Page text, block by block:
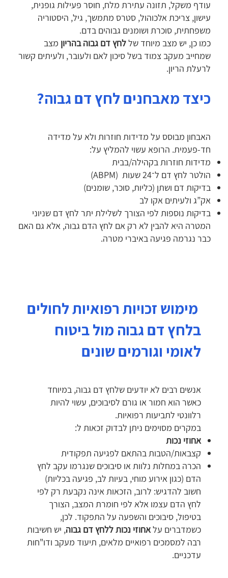
עודף משקל, תזונה עתירת מלח, חוסר פעילות גופנית,
עישון, צריכת אלכוהול, סטרס מתמשך, גיל, היסטוריה
משפחתית, סוכרת ושומנים גבוהים בדם.
כמו כן, יש מצב מיוחד שללחץ דם גבוה בהריון מצב
שמחייב מעקב צמוד בשל סיכון לאם ולעובר, ולעיתים קשור
לרעלת הריון.
כיצד מאבחנים לחץ דם גבוה?
האבחון מבוסס על מדידות חוזרות ולא על מדידה
חד-פעמית. הרופא עשוי להמליץ על:
מדידות חוזרות בקהילה/בבית
הולטר לחץ דם ל־24 שעות (ABPM)
בדיקות דם ושתן (כליות, סוכר, שומנים)
אק”ג ולעיתים אקו לב
בדיקות נוספות לפי הצורך לשלילת יתר לחץ דם שניוני
המטרה היא להבין לא רק אם לחץ הדם גבוה, אלא גם האם
כבר נגרמה פגיעה באיברי מטרה.
מימוש זכויות רפואיות לחולים
בלחץ דם גבוה מול ביטוח
לאומי וגורמים שונים
אנשים רבים לא יודעים שלחץ דם גבוה, במיוחד
כאשר הוא חמור או גורם לסיבוכים, עשוי להיות
רלוונטי לתביעות רפואיות.
במקרים מסוימים ניתן לבדוק זכאות ל:
אחוזי נכות
קצבאות/הטבות בהתאם לפגיעה תפקודית
הכרה במחלות נלוות או סיבוכים שנגרמו עקב לחץ
הדם (כגון אירוע מוחי, בעיות לב, פגיעה בכליות)
חשוב להדגיש: לרוב, הזכאות אינה נקבעת רק לפי
לחץ הדם עצמו אלא לפי חומרת המצב, הצורך
בטיפול, סיבוכים והשפעה על התפקוד. לכן,
כשמדברים עלאחוזי נכות ללחץ דם גבוה, יש חשיבות
רבה למסמכים רפואיים מלאים, תיעוד מעקב ודו"חות
עדכניים.